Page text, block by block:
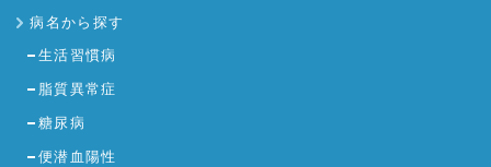
病名から探す
生活習慣病
脂質異常症
糖尿病
便潜血陽性